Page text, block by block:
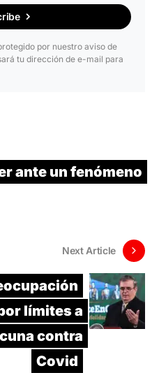
por nuestro aviso de
tu dirección de e-mail para
ante un fenómeno
Next Article
límites a
contra
Covid